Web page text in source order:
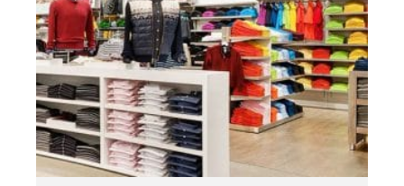
ROPA CASUAL MASCULINA
Este lote puede incluir una variedad de marcas, como:
​Polo
Ralph Lauren, Tommy Hilfiger, Lacoste, Michael Kors, Vince
Camuto, Tommy Bahama, Calvin Klein, Nautica y más.
Haga Click Aquí